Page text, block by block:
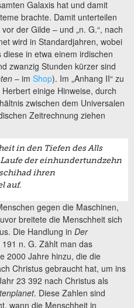
Galaxis hat und damit
brachte. Damit unterteilen
der Gilde – und „n. G.“, nach
wird in Standardjahren, wobei
in etwa einem irdischen
zwanzig Stunden kürzer sind
– im Shop). Im „Anhang II“ zu
einige Hinweise, durch
zwischen dem Universalen
Zeitrechnung ziehen
in den Tiefen des Alls
der einhundertundzehn
ihren
auf.
gegen die Maschinen,
breitete die Menschheit sich
Die Handlung in Der
n. G. Zählt man das
2000 Jahre hinzu, die die
Christus gebraucht hat, um ins
23 392 nach Christus als
. Diese Zahlen sind
wann die Menschheit in